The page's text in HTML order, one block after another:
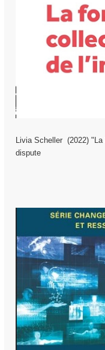
Livia Scheller (2022) "La
dispute